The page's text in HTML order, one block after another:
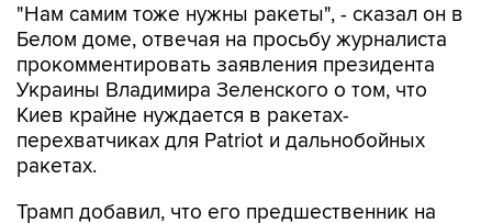
"Нам самим тоже нужны ракеты", - сказал он в
Белом доме, отвечая на просьбу журналиста
прокомментировать заявления президента
Украины Владимира Зеленского о том, что
Киев крайне нуждается в ракетах-
перехватчиках для Patriot и дальнобойных
ракетах.
Трамп добавил, что его предшественник на